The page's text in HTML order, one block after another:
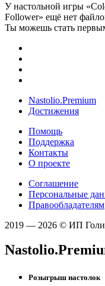
У настольной игры
Follower» ещё нет
Ты можешь стать
Nastolio.Premium
Достижения
Помощь
Поддержка
Контакты
О проекте
Соглашение
Персональные
Правообладателям
2019 — 2026 © ИП
Розыгрыш настолок